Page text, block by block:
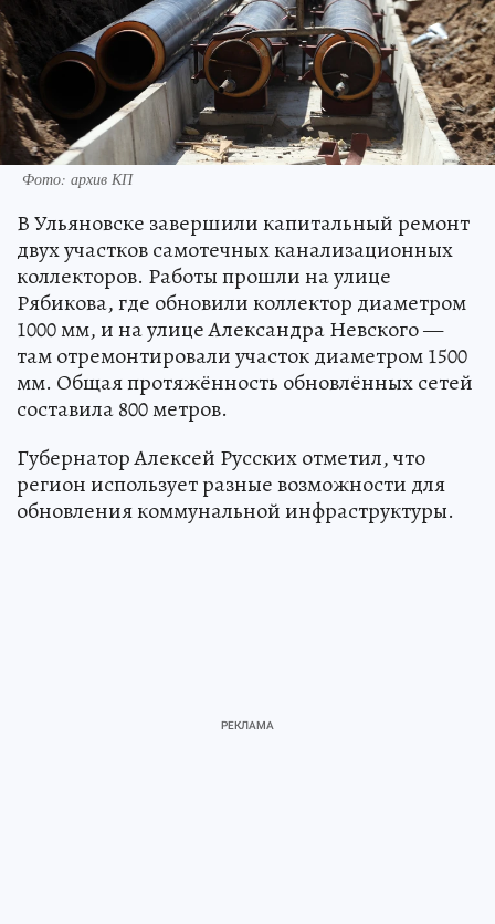
Фото: архив КП
В Ульяновске завершили капитальный ремонт
двух участков самотечных канализационных
коллекторов. Работы прошли на улице
Рябикова, где обновили коллектор диаметром
1000 мм, и на улице Александра Невского —
там отремонтировали участок диаметром 1500
мм. Общая протяжённость обновлённых сетей
составила 800 метров.
Губернатор Алексей Русских отметил, что
регион использует разные возможности для
обновления коммунальной инфраструктуры.